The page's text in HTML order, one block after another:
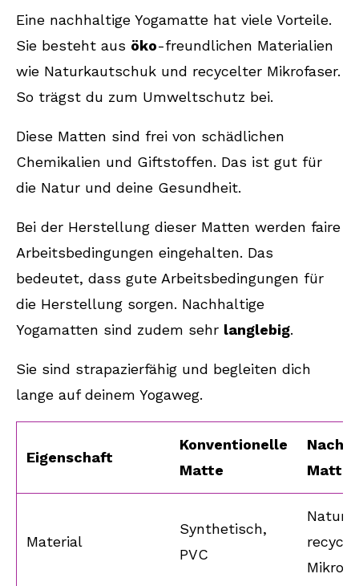
Eine nachhaltige Yogamatte hat viele Vorteile.
Sie besteht aus öko-freundlichen Materialien
wie Naturkautschuk und recycelter Mikrofaser.
So trägst du zum Umweltschutz bei.
Diese Matten sind frei von schädlichen
Chemikalien und Giftstoffen. Das ist gut für
die Natur und deine Gesundheit.
Bei der Herstellung dieser Matten werden faire
Arbeitsbedingungen eingehalten. Das
bedeutet, dass gute Arbeitsbedingungen für
die Herstellung sorgen. Nachhaltige
Yogamatten sind zudem sehr langlebig.
Sie sind strapazierfähig und begleiten dich
lange auf deinem Yogaweg.
Eigenschaft
Konventionelle
Matte
Matte
Material
Synthetisch,
PVC